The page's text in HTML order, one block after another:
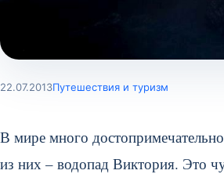
22.07.2013Путешествия и туризм
В мире много
из них – водопад Виктория. Это